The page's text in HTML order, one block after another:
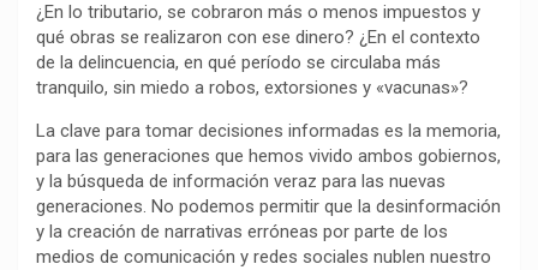
¿En lo tributario, se cobraron más o menos impuestos y
qué obras se realizaron con ese dinero? ¿En el contexto
de la delincuencia, en qué período se circulaba más
tranquilo, sin miedo a robos, extorsiones y «vacunas»?
La clave para tomar decisiones informadas es la memoria,
para las generaciones que hemos vivido ambos gobiernos,
y la búsqueda de información veraz para las nuevas
generaciones. No podemos permitir que la desinformación
y la creación de narrativas erróneas por parte de los
medios de comunicación y redes sociales nublen nuestro